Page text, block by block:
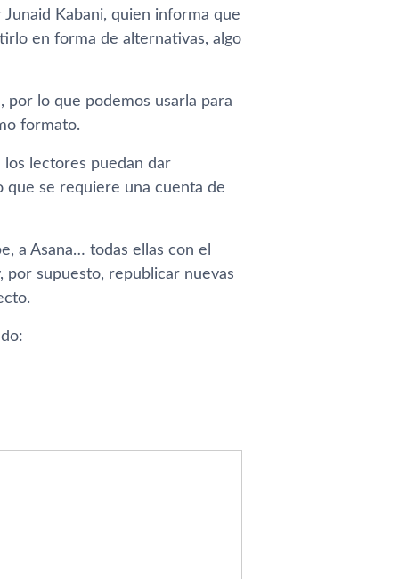
Kabani, quien informa que
en forma de alternativas, algo
, por lo que podemos usarla para
formato.
lectores puedan dar
que se requiere una cuenta de
a Asana… todas ellas con el
por supuesto, republicar nuevas